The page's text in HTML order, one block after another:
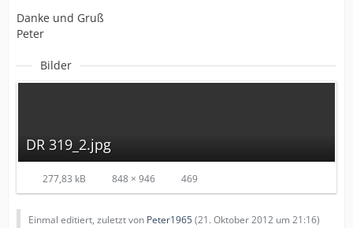
Danke und Gruß
Peter
Bilder
DR 319_2.jpg
277,83 kB 848 × 946 469
Einmal editiert, zuletzt von Peter1965(21. Oktober 2012 um 21:16)